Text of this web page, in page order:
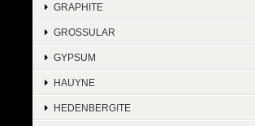
GRAPHITE
GROSSULAR
GYPSUM
HAUYNE
HEDENBERGITE